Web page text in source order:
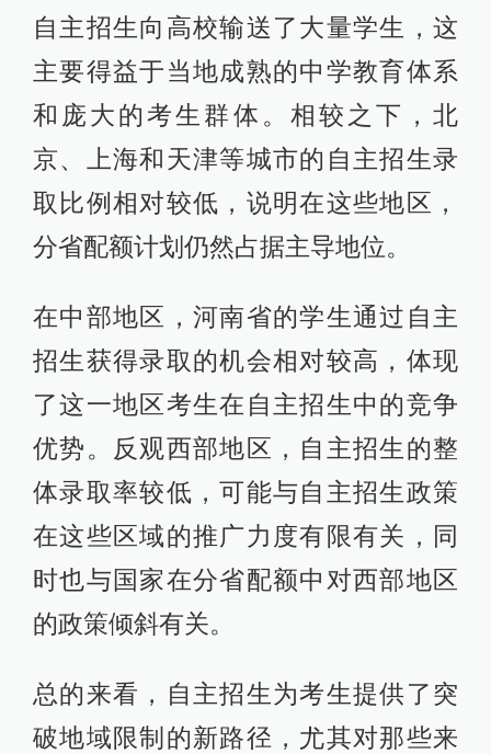
自主招生向高校输送了大量学生，这
主要得益于当地成熟的中学教育体系
和庞大的考生群体。相较之下，北
京、上海和天津等城市的自主招生录
取比例相对较低，说明在这些地区，
分省配额计划仍然占据主导地位。
在中部地区，河南省的学生通过自主
招生获得录取的机会相对较高，体现
了这一地区考生在自主招生中的竞争
优势。反观西部地区，自主招生的整
体录取率较低，可能与自主招生政策
在这些区域的推广力度有限有关，同
时也与国家在分省配额中对西部地区
的政策倾斜有关。
总的来看，自主招生为考生提供了突
破地域限制的新路径，尤其对那些来